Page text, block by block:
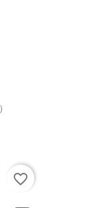
favorite_border